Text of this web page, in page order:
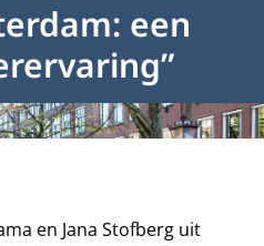
een
en Jana Stofberg uit